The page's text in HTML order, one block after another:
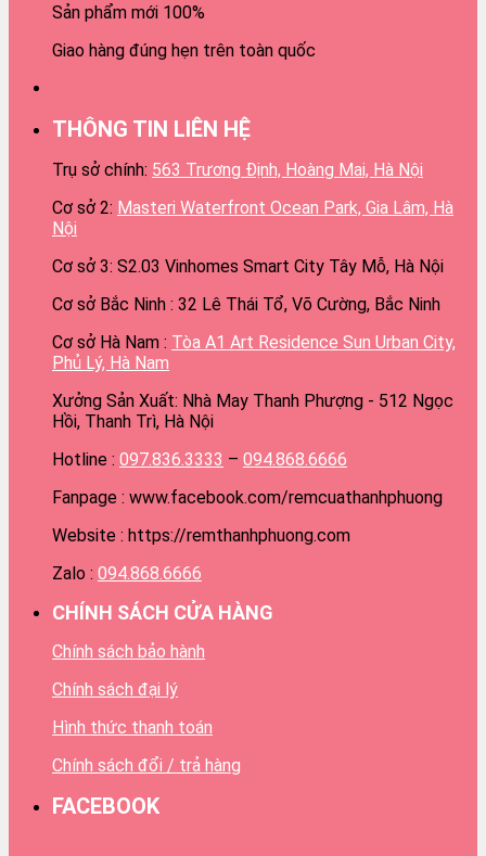
Sản phẩm mới 100%
Giao hàng đúng hẹn trên toàn quốc
THÔNG TIN LIÊN HỆ
Trụ sở chính: 563 Trương Định, Hoàng Mai, Hà Nội
Cơ sở 2: Masteri Waterfront Ocean Park, Gia Lâm, Hà
Nội
Cơ sở 3: S2.03 Vinhomes Smart City Tây Mỗ, Hà Nội
Cơ sở Bắc Ninh : 32 Lê Thái Tổ, Võ Cường, Bắc Ninh
Cơ sở Hà Nam : Tòa A1 Art Residence Sun Urban City,
Phủ Lý, Hà Nam
Xưởng Sản Xuất: Nhà May Thanh Phượng - 512 Ngọc
Hồi, Thanh Trì, Hà Nội
Hotline : 097.836.3333 – 094.868.6666
Fanpage : www.facebook.com/remcuathanhphuong
Website : https://remthanhphuong.com
Zalo : 094.868.6666
CHÍNH SÁCH CỬA HÀNG
Chính sách bảo hành
Chính sách đại lý
Hình thức thanh toán
Chính sách đổi / trả hàng
FACEBOOK